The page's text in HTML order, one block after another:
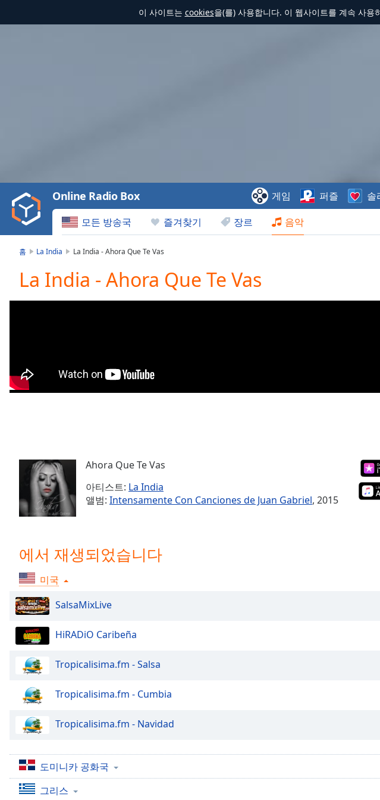
이 사이트는 cookies을(를) 사용합니다. 이 웹사이트를 계속 사
Video
Play
Backward
Skip
Mute
Current
Time0:00
TypeLIVE
Seek to
Playback
Rate
Chapters
Descriptions
descriptions
off,
selected
subtitles
settings,
opens
subtitles
settings
subtitles
off
selected
모든 방송국 즐겨찾기 장르 음악
Online Radio Box 게임 퍼즐 솔
홈 La India La India - Ahora Que Te Vas
La India - Ahora Que Te Vas
Ahora Que Te Vas
아티스트: La India
앨범: Intensamente Con Canciones de Juan Gabriel, 2015
에서 재생되었습니다
미국
SalsaMixLive
HiRADiO Caribeña
Tropicalisima.fm - Salsa
Tropicalisima.fm - Cumbia
Tropicalisima.fm - Navidad
도미니카 공화국
그리스